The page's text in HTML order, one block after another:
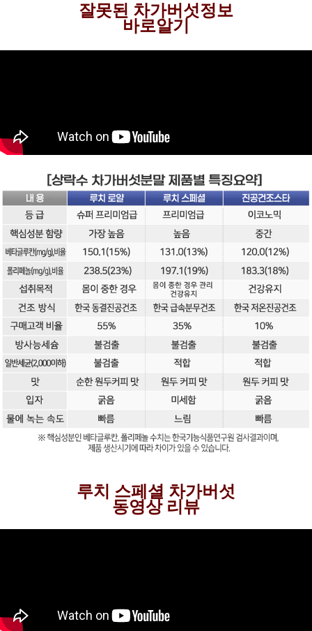
잘못된 차가버섯정보
바로알기
루치 스페셜 차가버섯
동영상 리뷰